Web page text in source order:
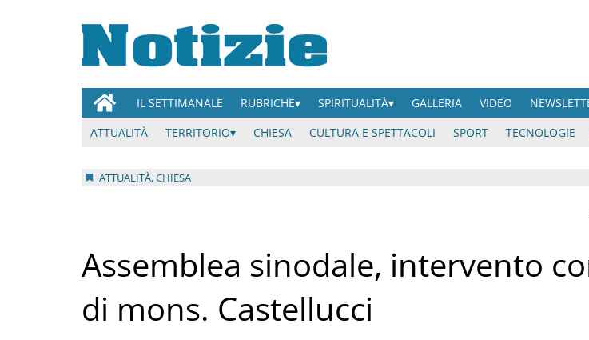
IL SETTIMANALE RUBRICHE SPIRITUALITÀ GALLERIA VIDEO
ATTUALITÀ
TERRITORIO CHIESA CULTURA E SPETTACOLI SPORT TECNOLOGIE
ATTUALITÀ, CHIESA
Assemblea sinodale, intervento
di mons. Castellucci